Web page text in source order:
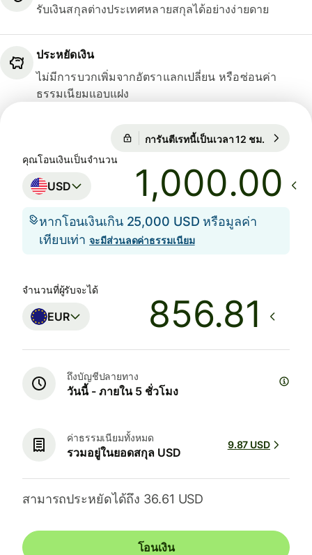
รับเงินสกุลต่างประเทศหลายสกุลได้อย่างง่ายดาย
ประหยัดเงิน
ไม่มีการบวกเพิ่มจากอัตราแลกเปลี่ยน หรือซ่อนค่า
ธรรมเนียมแอบแฝง
การันตีเรทนี้เป็นเวลา 12 ชม.
การันตีเรทนี้เป็นเวลา 12 ชม.
คุณโอนเงินเป็นจำนวน
USD .00
หากโอนเงินเกิน 25,000 USD หรือมูลค่า
เทียบเท่าจะมีส่วนลดค่าธรรมเนียม
จำนวนที่ผู้รับจะได้
EUR
ถึงบัญชีปลายทาง
วันนี้ - ภายใน 5 ชั่วโมง
ค่าธรรมเนียมทั้งหมด
รวมอยู่ในยอดสกุล USD
9.87 USD
สามารถประหยัดได้ถึง 36.61 USD
โอนเงิน